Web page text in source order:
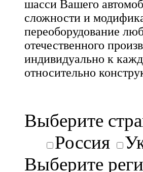
шасси Вашего
сложности и
переоборудование
отечественного
индивидуально к
относительно
Выберите
Россия
Выберите